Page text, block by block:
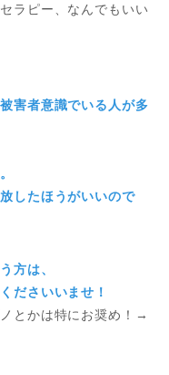
ラピー、なんでもいい
害者意識でいる人が多
したほうがいいので
方は、
ださいいませ！
とかは特にお奨め！→